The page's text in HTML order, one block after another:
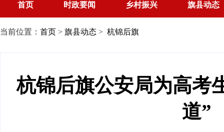
首页 时政要闻 乡村振兴 旗县动态
当前位置： 首页 > 旗县动态 > 杭锦后旗
杭锦后旗公安局为高考
道”